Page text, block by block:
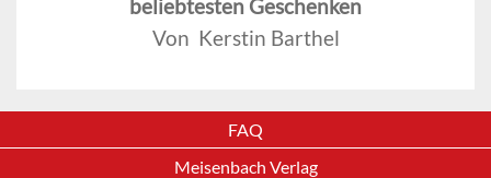
beliebtesten Geschenken
Von Kerstin Barthel
FAQ
Meisenbach Verlag